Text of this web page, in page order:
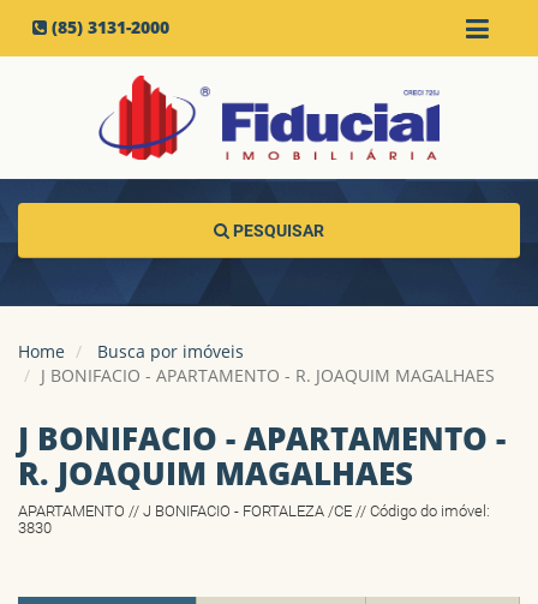
(85) 3131-2000
PESQUISAR
Home
Busca por imóveis
J BONIFACIO - APARTAMENTO - R. JOAQUIM MAGALHAES
J BONIFACIO - APARTAMENTO -
R. JOAQUIM MAGALHAES
APARTAMENTO // J BONIFACIO - FORTALEZA /CE // Código do imóvel:
3830